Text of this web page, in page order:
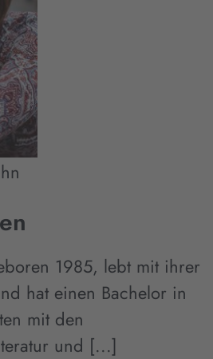
1985, lebt mit ihrer
hat einen Bachelor in
mit den
und [...]